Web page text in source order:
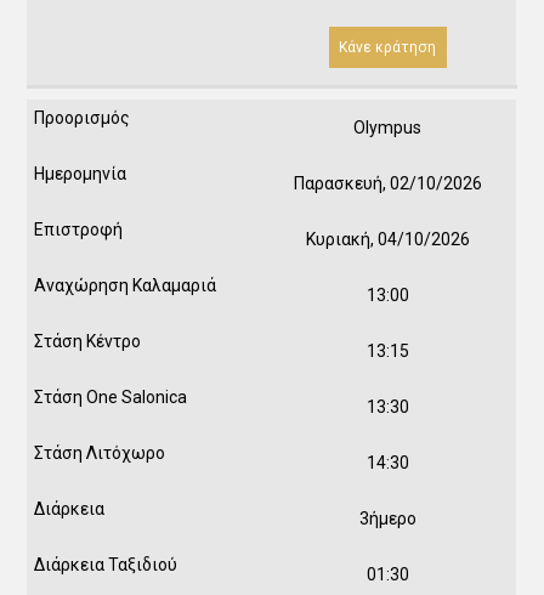
Κάνε κράτηση
Olympus
Παρασκευή, 02/10/2026
Κυριακή, 04/10/2026
13:00
13:15
13:30
14:30
3ήμερο
01:30